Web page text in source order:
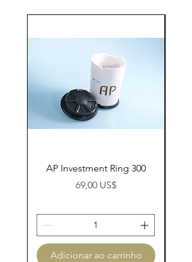
AP Investment Ring 300
Preço
69,00 US$
Adicionar ao carrinho